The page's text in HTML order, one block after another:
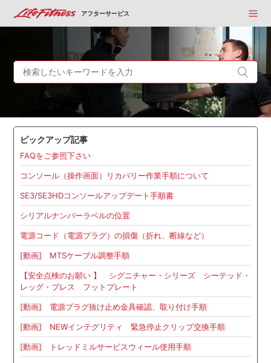
アフターサービス
ピックアップ記事
FAQをご参照下さい
コンソール（操作画面）リカバリー作業手順について
SE3/SE3HDコンソールアップデート手順書
シリアルナンバーラベルの位置
電源コード（電源プラグ）の損傷（折れ、断線など）
[動画] MTSケーブル調整手順
【安全点検のお願い 】 シグニチャー・シリーズ シーテッド・
レッグ・プレス フットプレート
[動画] 電源プラグ抜け止め金具確認、取り付け手順
[動画] NEWインテグリティ 緊急停止クリップ交換手順
[動画] トレッドミルサービスウィール使用手順